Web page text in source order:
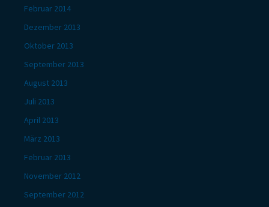
Februar 2014
Dezember 2013
Oktober 2013
September 2013
August 2013
Juli 2013
April 2013
März 2013
Februar 2013
November 2012
September 2012